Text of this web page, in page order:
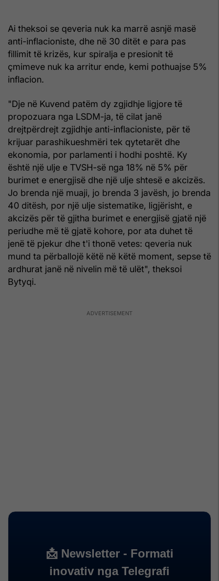
Ai theksoi se qeveria nuk ka marrë asnjë masë
anti-inflacioniste, dhe në 30 ditët e para pas
fillimit të krizës, kur spiralja e presionit të
çmimeve nuk ka arritur ende, kemi pothuajse 5%
inflacion.
"Dje në Kuvend patëm dy zgjidhje ligjore të
propozuara nga LSDM-ja, të cilat janë
drejtpërdrejt zgjidhje anti-inflacioniste, për të
krijuar parashikueshmëri tek qytetarët dhe
ekonomia, por parlamenti i hodhi poshtë. Ky
është një ulje e TVSH-së nga 18% në 5% për
burimet e energjisë dhe një ulje shtesë e akcizës.
Jo brenda një muaji, jo brenda 3 javësh, jo brenda
40 ditësh, por një ulje sistematike, ligjërisht, e
akcizës për të gjitha burimet e energjisë gjatë një
periudhe më të gjatë kohore, por ata duhet të
jenë të pjekur dhe t'i thonë vetes: qeveria nuk
mund ta përballojë këtë në këtë moment, sepse të
ardhurat janë në nivelin më të ulët", theksoi
Bytyqi.